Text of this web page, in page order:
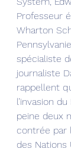
Professeur
Wharton
spécialiste
journaliste
rappellent
l’invasion
peine deux
contrée par
des Nations